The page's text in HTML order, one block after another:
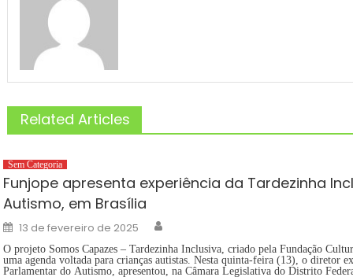
Related Articles
Sem Categoria
Funjope apresenta experiência da Tardezinha
Autismo, em Brasília
Posted
on
13 de fevereiro de 2025
O projeto Somos Capazes – Tardezinha Inclusiva, criado pela Fundação
uma agenda voltada para crianças autistas. Nesta quinta-feira (13), o diretor
Parlamentar do Autismo, apresentou, na Câmara Legislativa do Distrito